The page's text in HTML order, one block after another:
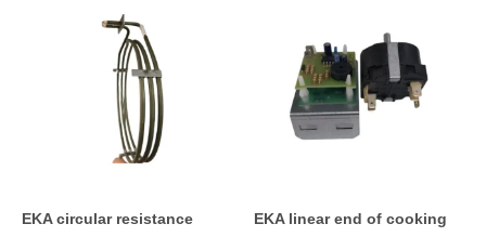
EKA circular resistance
EKA linear end of cooking